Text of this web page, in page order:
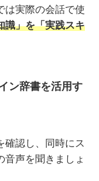
は実際の会話で使
識」を「実践スキ
ン辞書を活用す
確認し、同時にス
音声を聞きましょ